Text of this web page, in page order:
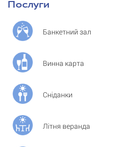
Послуги
Банкетний зал
Винна карта
Сніданки
Літня веранда